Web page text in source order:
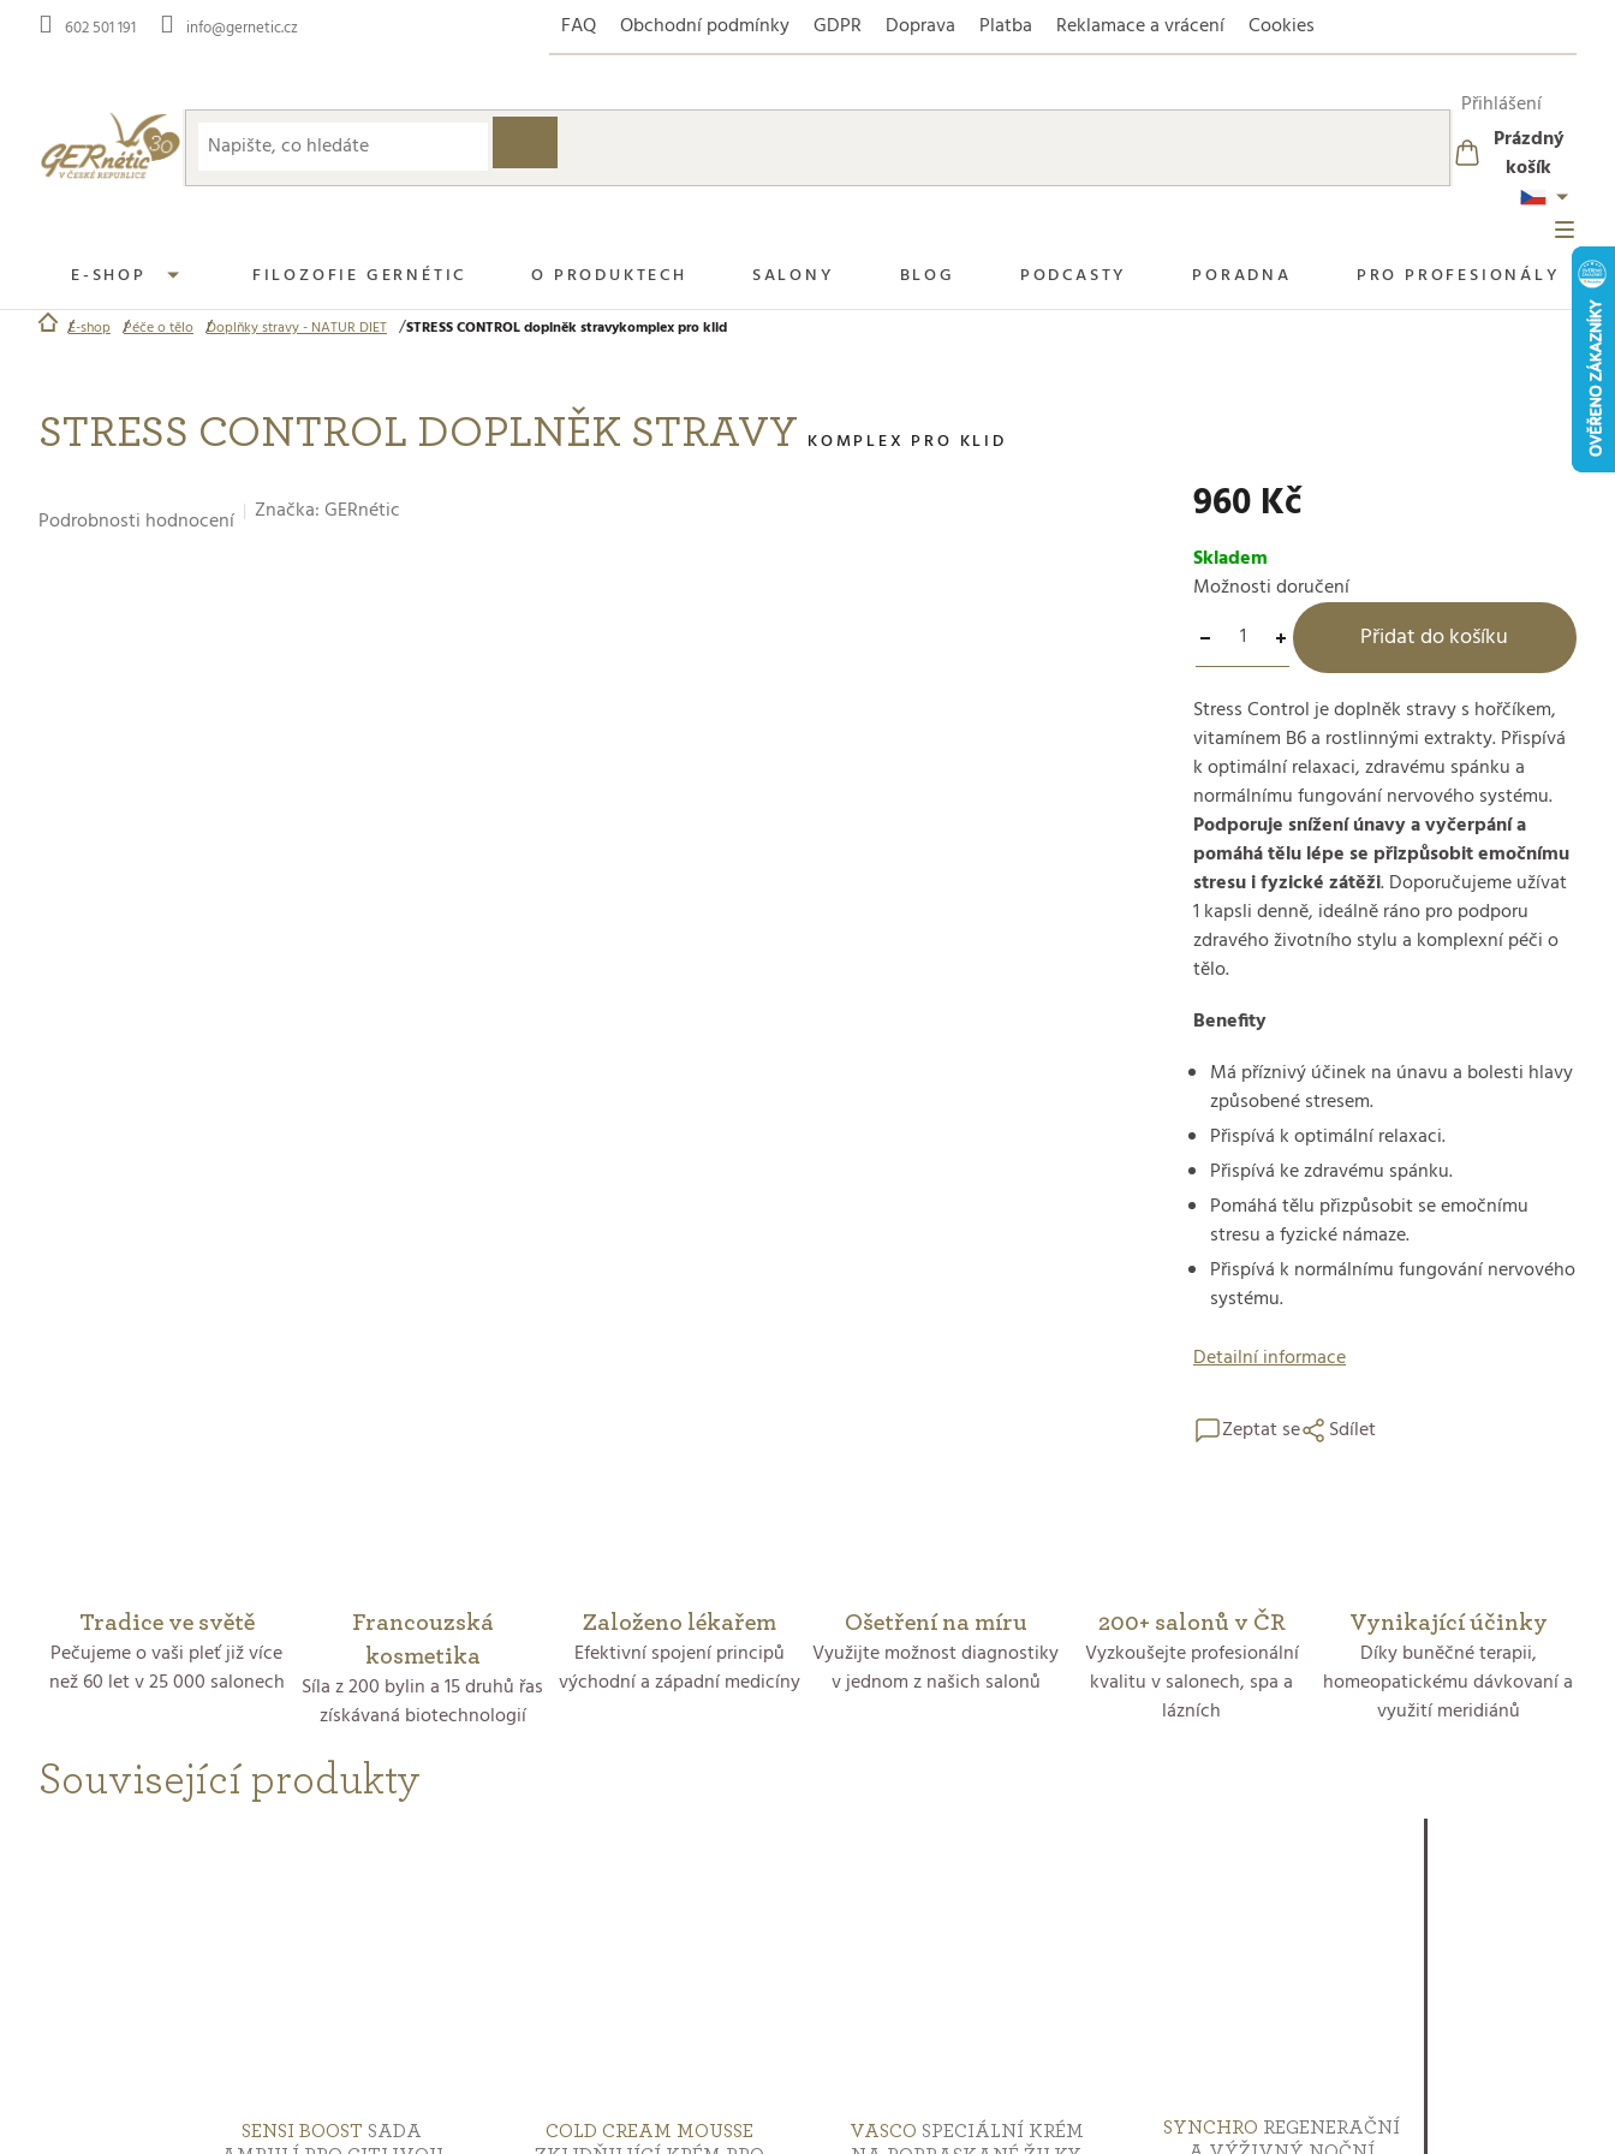
Přejít
602 501 191 info@gernetic.cz FAQ Obchodní podmínky GDPR Doprava Platba Reklamace a vrácení Cookies
Přihlášení
NÁKUPNÍ
KOŠÍK
Prázdný
košík
E-SHOP FILOZOFIE GERNÉTIC O PRODUKTECH SALONY BLOG PODCASTY PORADNA PRO PROFESIONÁLY
Domů
E-shop Péče o tělo Doplňky stravy - NATUR DIET STRESS CONTROL doplněk stravykomplex pro klid
STRESS CONTROL DOPLNĚK STRAVY KOMPLEX PRO KLID
hodnocení
Podrobnosti hodnocení Značka:GERnétic 960 Kč
Skladem
Možnosti doručení
Přidat do košíku
Stress Control je doplněk stravy s hořčíkem,
vitamínem B6 a rostlinnými extrakty. Přispívá
k optimální relaxaci, zdravému spánku a
normálnímu fungování nervového systému.
Podporuje snížení únavy a vyčerpání a
pomáhá tělu lépe se přizpůsobit emočnímu
stresu i fyzické zátěži. Doporučujeme užívat
1 kapsli denně, ideálně ráno pro podporu
zdravého životního stylu a komplexní péči o
tělo.
Benefity
Má příznivý účinek na únavu a bolesti hlavy
způsobené stresem.
Přispívá k optimální relaxaci.
Přispívá ke zdravému spánku.
Pomáhá tělu přizpůsobit se emočnímu
stresu a fyzické námaze.
Přispívá k normálnímu fungování nervového
systému.
Detailní informace
Zeptat se Sdílet
Tradice ve světě
Pečujeme o vaši pleť již více
než 60 let v 25 000 salonech
Francouzská
kosmetika
Síla z 200 bylin a 15 druhů řas
získávaná biotechnologií
Založeno lékařem
Efektivní spojení principů
východní a západní medicíny
Ošetření na míru
Využijte možnost diagnostiky
v jednom z našich salonů
200+ salonů v ČR
Vyzkoušejte profesionální
kvalitu v salonech, spa a
lázních
Vynikající účinky
Díky buněčné terapii,
homeopatickému dávkovaní a
využití meridiánů
Související produkty
SENSI BOOST SADA
COLD CREAM MOUSSE
VASCO SPECIÁLNÍ KRÉM
SYNCHRO REGENERAČNÍ